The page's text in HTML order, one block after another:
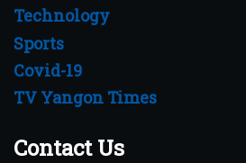
Technology
Sports
Covid-19
TV Yangon Times
Contact Us